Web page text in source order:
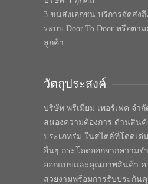
3.ขนส่งเอกชน บริการจัดส่ง
ระบบ Door To Door หรือตา
ลูกค้า
วัตถุประสงค์
บริษัท พรีเมี่ยม เพอร์เฟค จำ
สนองความต้องการ ด้านสินค้
ประเภทร่ม ในสไตล์ที่โดดเด่
อื่นๆ กระโดดออกจากความจำ
ออกแบบและคุณภาพสินค้า ค
สวยงามพร้อมการรับประกัน